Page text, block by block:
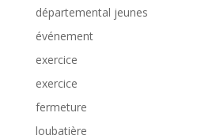
départemental jeunes
événement
exercice
exercice
fermeture
loubatière